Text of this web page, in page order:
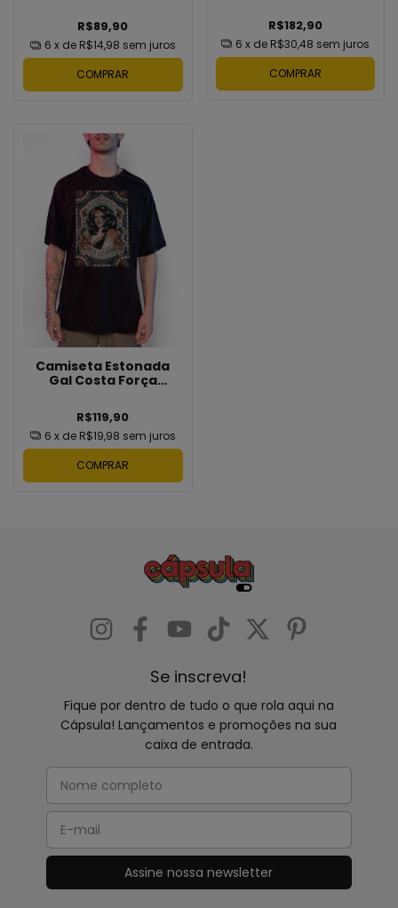
R$89,90
6 x de R$14,98 sem juros
COMPRAR
R$182,90
6 x de R$30,48 sem juros
COMPRAR
Camiseta Estonada
Gal Costa Força
R$119,90
6 x de R$19,98 sem juros
COMPRAR
Se inscreva!
Fique por dentro de tudo o que rola aqui na
Cápsula! Lançamentos e promoções na sua
caixa de entrada.